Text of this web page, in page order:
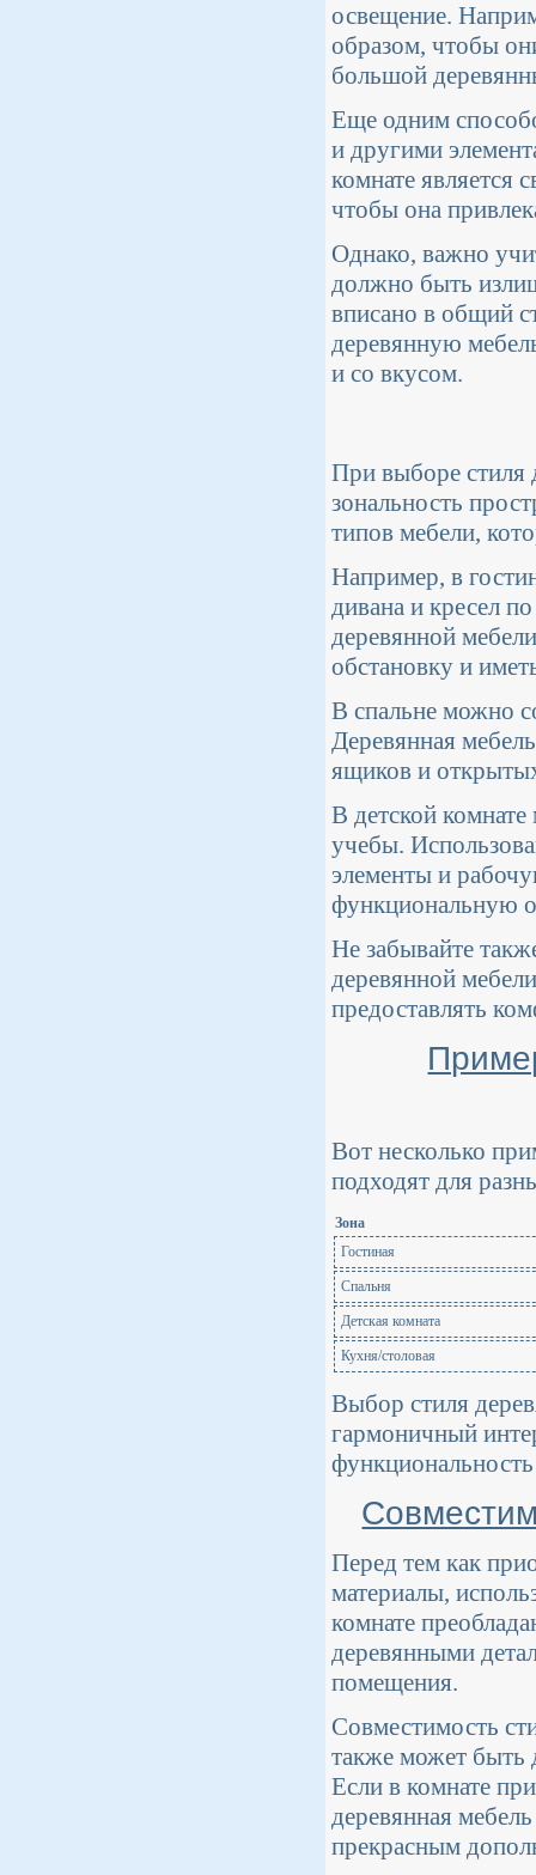
освещение.
образом, чтобы
большой
Еще одним
и другими
комнате является
чтобы она
Однако, важно
должно быть
вписано в общий
деревянную
и со вкусом.
При выборе стиля
зональность
типов мебели,
Например, в
дивана и кресел
деревянной
обстановку и
В спальне можно
Деревянная
ящиков и
В детской
учебы.
элементы и
функциональную
Не забывайте
деревянной
предоставлять
Вот несколько
подходят для
Зона
Гостиная
Спальня
Детская комната
Кухня/столовая
Выбор стиля
гармоничный
Перед тем как
материалы,
комнате
деревянными
помещения.
Совместимость
также может быть
Если в комнате
деревянная
прекрасным